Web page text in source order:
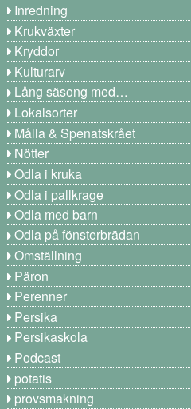
Inredning
Krukväxter
Kryddor
Kulturarv
Lång säsong med…
Lokalsorter
Målla & Spenatskrået
Nötter
Odla i kruka
Odla i pallkrage
Odla med barn
Odla på fönsterbrädan
Omställning
Päron
Perenner
Persika
Persikaskola
Podcast
potatis
provsmakning